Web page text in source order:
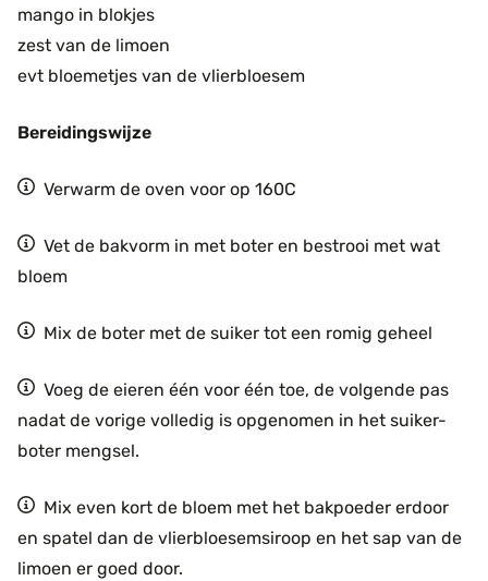
mango in blokjes
zest van de limoen
evt bloemetjes van de vlierbloesem
Bereidingswijze
Verwarm de oven voor op 160C
Vet de bakvorm in met boter en bestrooi met wat
bloem
Mix de boter met de suiker tot een romig geheel
Voeg de eieren één voor één toe, de volgende pas
nadat de vorige volledig is opgenomen in het suiker-
boter mengsel.
Mix even kort de bloem met het bakpoeder erdoor
en spatel dan de vlierbloesemsiroop en het sap van de
limoen er goed door.